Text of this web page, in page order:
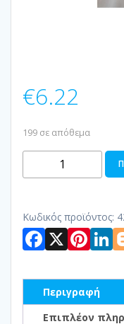
€6.22
199 σε απόθεμα
ΠΙΝΑΚΑΣ
ΣΕ
ΕΙΚΟΝΑ
ΜΕ
LED
Κωδικός προϊόντος:
X
Περιγραφή
Επιπλέον